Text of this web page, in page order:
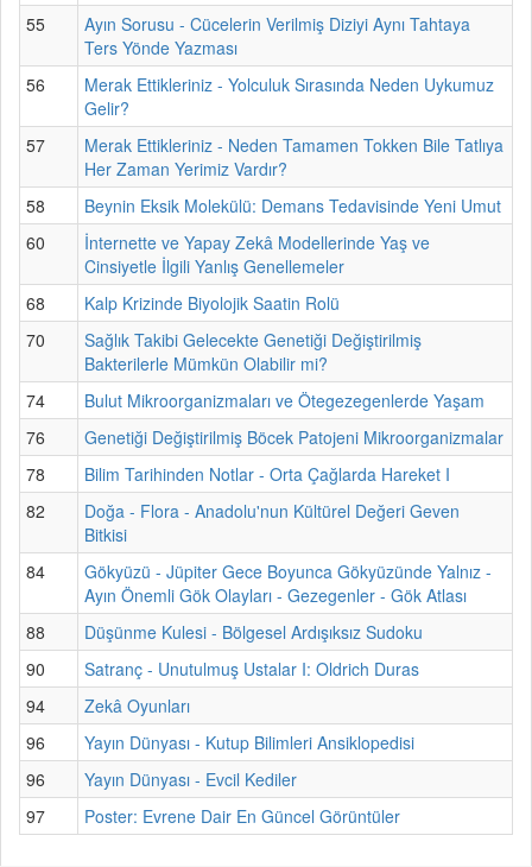
55
Ayın Sorusu - Cücelerin Verilmiş Diziyi Aynı Tahtaya
Ters Yönde Yazması
56
Merak Ettikleriniz - Yolculuk Sırasında Neden Uykumuz
Gelir?
57
Merak Ettikleriniz - Neden Tamamen Tokken Bile Tatlıya
Her Zaman Yerimiz Vardır?
58
Beynin Eksik Molekülü: Demans Tedavisinde Yeni Umut
60
İnternette ve Yapay Zekâ Modellerinde Yaş ve
Cinsiyetle İlgili Yanlış Genellemeler
68
Kalp Krizinde Biyolojik Saatin Rolü
70
Sağlık Takibi Gelecekte Genetiği Değiştirilmiş
Bakterilerle Mümkün Olabilir mi?
74
Bulut Mikroorganizmaları ve Ötegezegenlerde Yaşam
76
Genetiği Değiştirilmiş Böcek Patojeni Mikroorganizmalar
78
Bilim Tarihinden Notlar - Orta Çağlarda Hareket I
82
Doğa - Flora - Anadolu'nun Kültürel Değeri Geven
Bitkisi
84
Gökyüzü - Jüpiter Gece Boyunca Gökyüzünde Yalnız -
Ayın Önemli Gök Olayları - Gezegenler - Gök Atlası
88
Düşünme Kulesi - Bölgesel Ardışıksız Sudoku
90
Satranç - Unutulmuş Ustalar I: Oldrich Duras
94
Zekâ Oyunları
96
Yayın Dünyası - Kutup Bilimleri Ansiklopedisi
96
Yayın Dünyası - Evcil Kediler
97
Poster: Evrene Dair En Güncel Görüntüler